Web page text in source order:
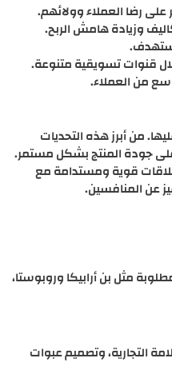
رضا العملاء وولائهم.
وزيادة هامش الربح.
قنوات تسويقية متنوعة.
من العملاء.
من أبرز هذه التحديات
جودة المنتج بشكل مستمر.
علاقات قوية ومستدامة مع
عن المنافسين.
مثل بن أرابيكا وروبوستا،
التجارية، وتصميم عبوات